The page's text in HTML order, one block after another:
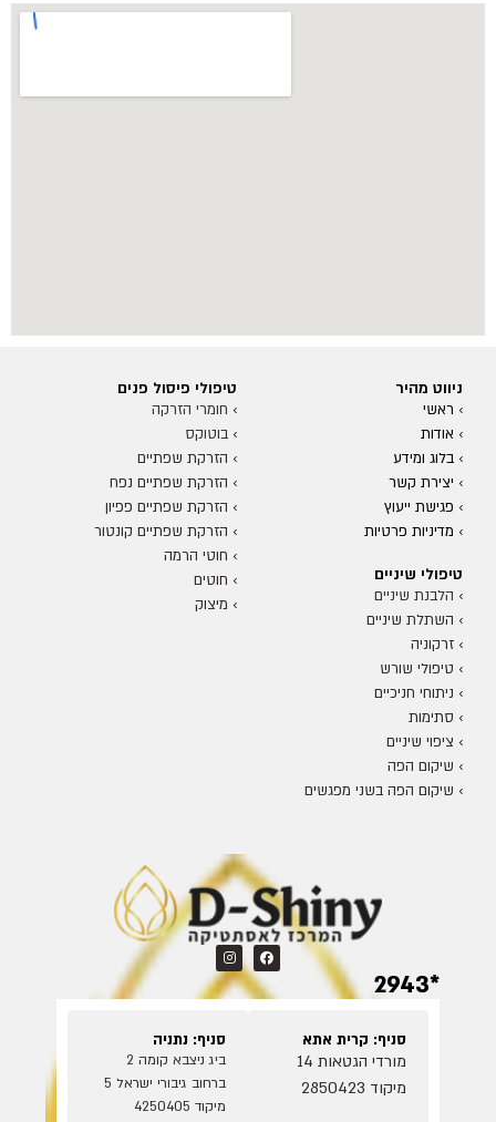
ניווט מהיר
› ראשי
› אודות
› בלוג ומידע
› יצירת קשר
› פגישת ייעוץ
› מדיניות פרטיות
טיפולי פיסול פנים
› חומרי הזרקה
› בוטוקס
› הזרקת שפתיים
› הזרקת שפתיים נפח
› הזרקת שפתיים פפיון
› הזרקת שפתיים קונטור
› חוטי הרמה
› חוטים
› מיצוק
טיפולי שיניים
› הלבנת שיניים
› השתלת שיניים
› זרקוניה
› טיפולי שורש
› ניתוחי חניכיים
› סתימות
› ציפוי שיניים
› שיקום הפה
› שיקום הפה בשני מפגשים
*2943
סניף: קרית אתא
מורדי הגטאות 14
מיקוד 2850423
סניף: נתניה
ביג ניצבא קומה 2
ברחוב גיבורי ישראל 5
מיקוד 4250405